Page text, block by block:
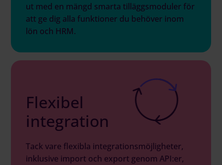
ut med en mängd smarta tilläggsmoduler för
att ge dig alla funktioner du behöver inom
lön och HRM.
Flexibel
integration
Tack vare flexibla integrationsmöjligheter,
inklusive import och export genom API:er,